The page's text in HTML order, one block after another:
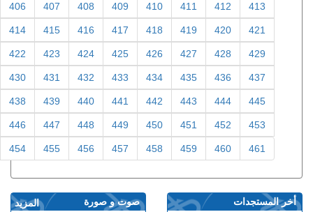
406 407 408 409 410 411 412 413
414 415 416 417 418 419 420 421
422 423 424 425 426 427 428 429
430 431 432 433 434 435 436 437
438 439 440 441 442 443 444 445
446 447 448 449 450 451 452 453
454 455 456 457 458 459 460 461
المزيد صوت و صورة
أخر المستجدات